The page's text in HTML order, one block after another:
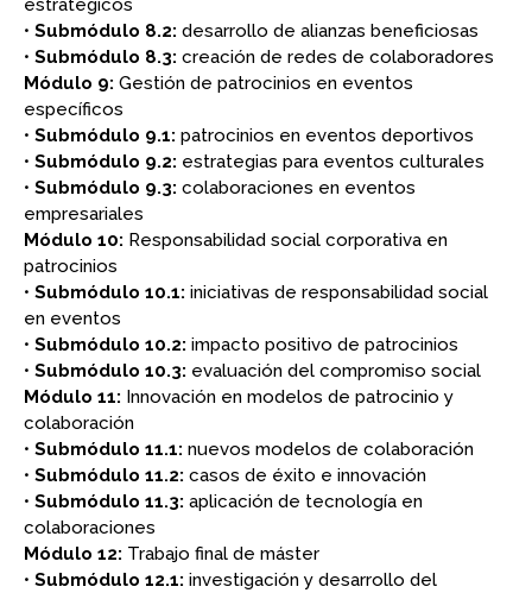
estratégicos
• Submódulo 8.2: desarrollo de alianzas beneficiosas
• Submódulo 8.3: creación de redes de colaboradores
Módulo 9: Gestión de patrocinios en eventos
específicos
• Submódulo 9.1: patrocinios en eventos deportivos
• Submódulo 9.2: estrategias para eventos culturales
• Submódulo 9.3: colaboraciones en eventos
empresariales
Módulo 10: Responsabilidad social corporativa en
patrocinios
• Submódulo 10.1: iniciativas de responsabilidad social
en eventos
• Submódulo 10.2: impacto positivo de patrocinios
• Submódulo 10.3: evaluación del compromiso social
Módulo 11: Innovación en modelos de patrocinio y
colaboración
• Submódulo 11.1: nuevos modelos de colaboración
• Submódulo 11.2: casos de éxito e innovación
• Submódulo 11.3: aplicación de tecnología en
colaboraciones
Módulo 12: Trabajo final de máster
• Submódulo 12.1: investigación y desarrollo del